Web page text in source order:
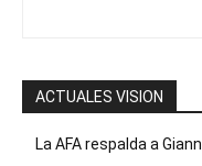
ACTUALES VISION
La AFA respalda a